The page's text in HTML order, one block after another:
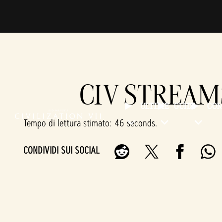
ULTIME GUIDE
CIV
Tempo di lettura stimato 46 seconds
CONDIVIDI SUI SOCIAL